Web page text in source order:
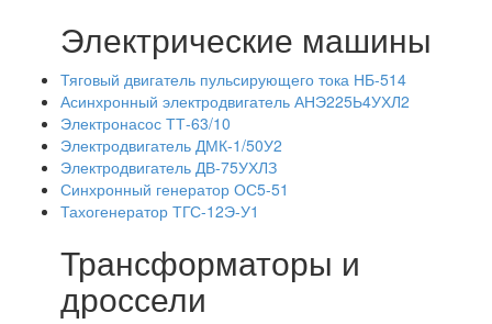
Электрические машины
Тяговый двигатель пульсирующего тока НБ-514
Асинхронный электродвигатель АНЭ225Ь4УХЛ2
Электронасос ТТ-63/10
Электродвигатель ДМК-1/50У2
Электродвигатель ДВ-75УХЛЗ
Синхронный генератор ОС5-51
Тахогенератор ТГС-12Э-У1
Трансформаторы и
дроссели